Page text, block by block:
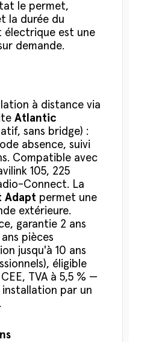
le permet,
la durée du
électrique est une
demande.
à distance via
Atlantic
sans bridge) :
absence, suivi
Compatible avec
105, 225
Connect. La
Adapt permet une
extérieure.
garantie 2 ans
pièces
jusqu'à 10 ans
éligible
TVA à 5,5 % —
installation par un
.